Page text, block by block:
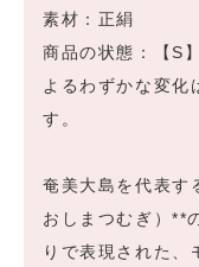
素材：正絹
商品の状態：【S
よるわずかな変化
す。
奄美大島を代表す
おしまつむぎ）**
りで表現された、